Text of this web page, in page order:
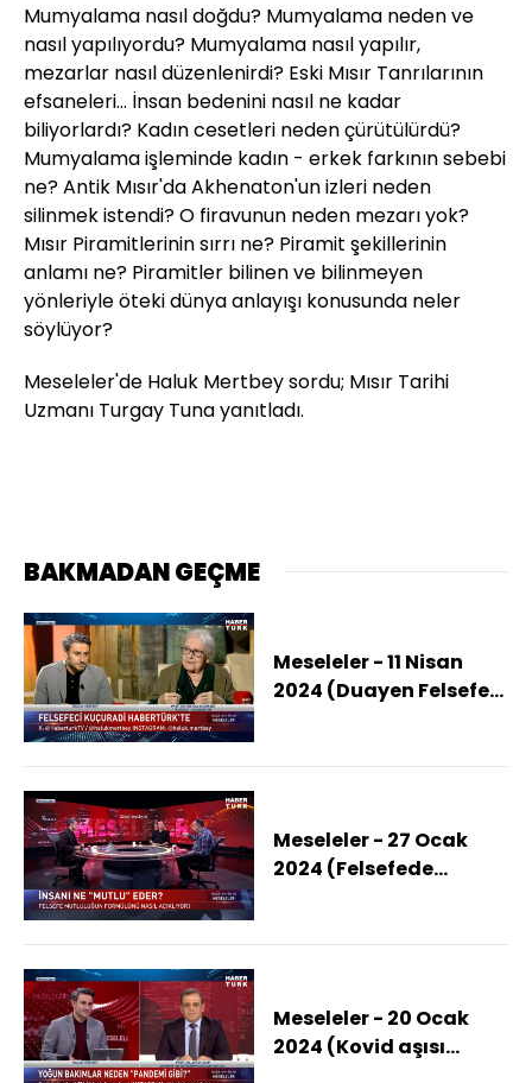
Mumyalama nasıl doğdu? Mumyalama neden ve
nasıl yapılıyordu? Mumyalama nasıl yapılır,
mezarlar nasıl düzenlenirdi? Eski Mısır Tanrılarının
efsaneleri... İnsan bedenini nasıl ne kadar
biliyorlardı? Kadın cesetleri neden çürütülürdü?
Mumyalama işleminde kadın - erkek farkının sebebi
ne? Antik Mısır'da Akhenaton'un izleri neden
silinmek istendi? O firavunun neden mezarı yok?
Mısır Piramitlerinin sırrı ne? Piramit şekillerinin
anlamı ne? Piramitler bilinen ve bilinmeyen
yönleriyle öteki dünya anlayışı konusunda neler
söylüyor?
Meseleler'de Haluk Mertbey sordu; Mısır Tarihi
Uzmanı Turgay Tuna yanıtladı.
BAKMADAN GEÇME
Meseleler - 11 Nisan
2024 (Duayen Felsefeci
Habertürk'te)
Meseleler - 27 Ocak
2024 (Felsefede
Meseleler - 20 Ocak
2024 (Kovid aşısı